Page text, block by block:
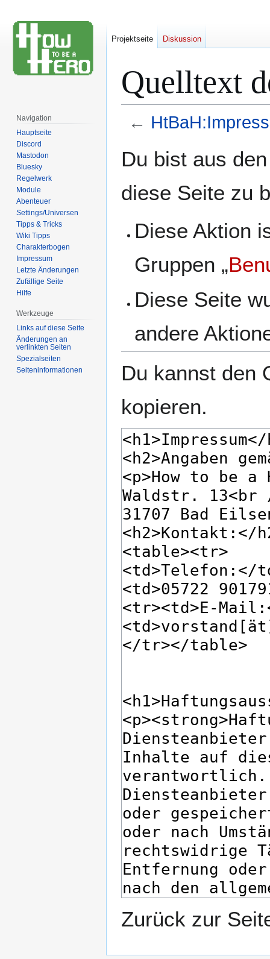
Quelltext
←
Navigation
Suche
Du bist aus
diese Seite zu
Diese Aktion
Gruppen „
Diese Seite
andere
Du kannst den
kopieren.
Zurück zur
Projektseite Diskussion
Navigation
Hauptseite
Discord
Mastodon
Bluesky
Regelwerk
Module
Abenteuer
Settings/Universen
Tipps & Tricks
Wiki Tipps
Charakterbogen
Impressum
Letzte Änderungen
Zufällige Seite
Hilfe
Werkzeuge
Links auf diese Seite
Änderungen an
verlinkten Seiten
Spezialseiten
Seiten­­informationen